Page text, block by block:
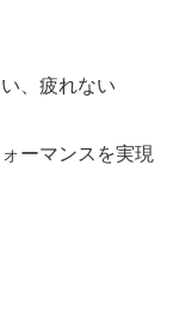
、疲れない
ーマンスを実現